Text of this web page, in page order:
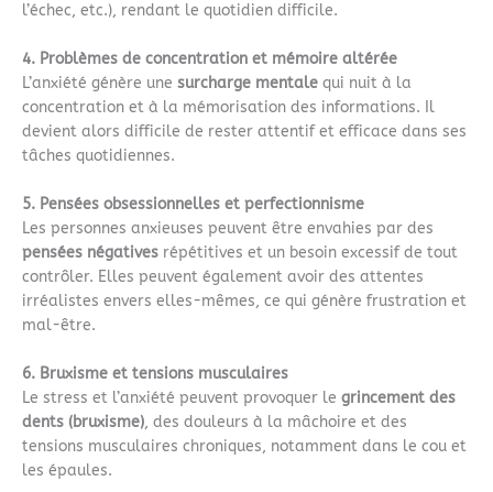
l’échec, etc.), rendant le quotidien difficile.
4. Problèmes de concentration et mémoire altérée
L’anxiété génère une surcharge mentale qui nuit à la
concentration et à la mémorisation des informations. Il
devient alors difficile de rester attentif et efficace dans ses
tâches quotidiennes.
5. Pensées obsessionnelles et perfectionnisme
Les personnes anxieuses peuvent être envahies par des
pensées négatives répétitives et un besoin excessif de tout
contrôler. Elles peuvent également avoir des attentes
irréalistes envers elles-mêmes, ce qui génère frustration et
mal-être.
6. Bruxisme et tensions musculaires
Le stress et l’anxiété peuvent provoquer le grincement des
dents (bruxisme), des douleurs à la mâchoire et des
tensions musculaires chroniques, notamment dans le cou et
les épaules.